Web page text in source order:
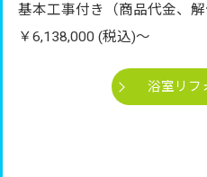
基本工事付き（商品代金、解
￥6,138,000 (税込)～
浴室リフ